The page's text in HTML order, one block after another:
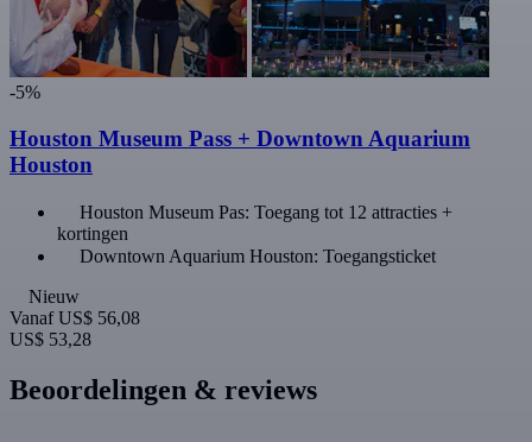
-5%
Houston Museum Pass + Downtown Aquarium
Houston
Houston Museum Pas: Toegang tot 12 attracties +
kortingen
Downtown Aquarium Houston: Toegangsticket
Nieuw
Vanaf US$ 56,08
US$ 53,28
Beoordelingen & reviews